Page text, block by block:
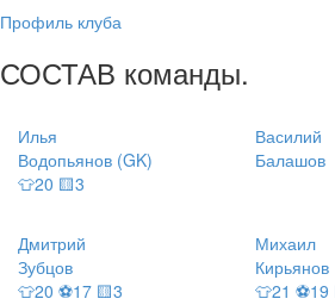
Профиль клуба
СОСТАВ команды.
Илья
Водопьянов (GK)
👕20 🟨3
Василий
Балашов
Дмитрий
Зубцов
👕20 ⚽17 🟨3
Михаил
Кирьянов
👕21 ⚽19